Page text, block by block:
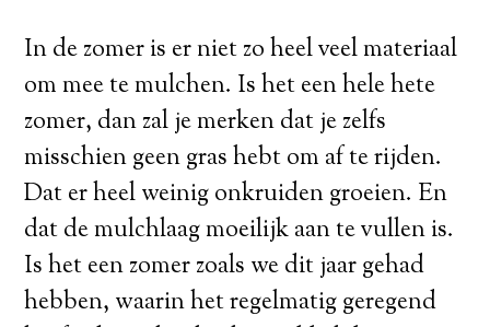
In de zomer is er niet zo heel veel materiaal
om mee te mulchen. Is het een hele hete
zomer, dan zal je merken dat je zelfs
misschien geen gras hebt om af te rijden.
Dat er heel weinig onkruiden groeien. En
dat de mulchlaag moeilijk aan te vullen is.
Is het een zomer zoals we dit jaar gehad
hebben, waarin het regelmatig geregend